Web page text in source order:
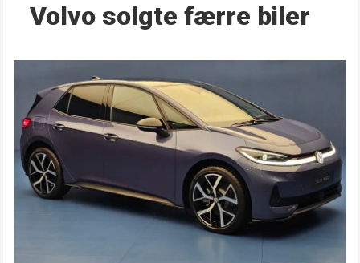
Volvo solgte færre biler